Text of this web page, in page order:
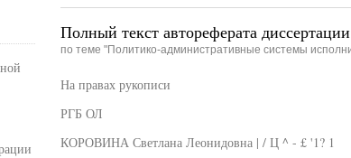
Полный текст автореферата диссертации
по теме "Политико-административные системы
На правах рукописи
РГБ ОЛ
КОРОВИНА Светлана Леонидовна | / Ц ^ - £ '1? 1